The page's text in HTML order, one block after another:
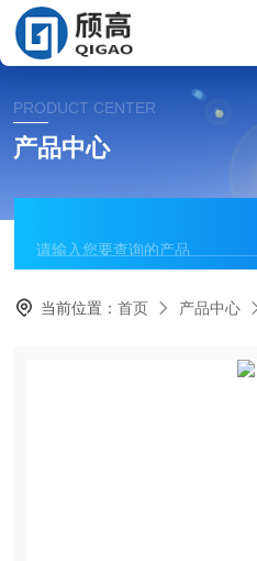
PRODUCT CENTER
产品中心
当前位置：首页 产品中心